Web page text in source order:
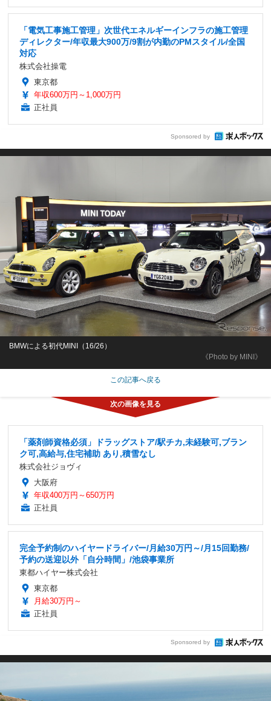
「電気工事施工管理」次世代エネルギーインフラの施工管理
ディレクター/年収最大900万/9割が内勤のPMスタイル/全国
対応
株式会社操電
東京都
年収600万円～1,000万円
正社員
Sponsored by
《Photo by MINI》
BMWによる初代MINI（16/26）
この記事へ戻る
「薬剤師資格必須」ドラッグストア/駅チカ,未経験可,ブラン
ク可,高給与,住宅補助 あり,積雪なし
株式会社ジョヴィ
大阪府
年収400万円～650万円
正社員
完全予約制のハイヤードライバー/月給30万円～/月15回勤務/
予約の送迎以外「自分時間」/池袋事業所
東都ハイヤー株式会社
東京都
月給30万円～
正社員
Sponsored by